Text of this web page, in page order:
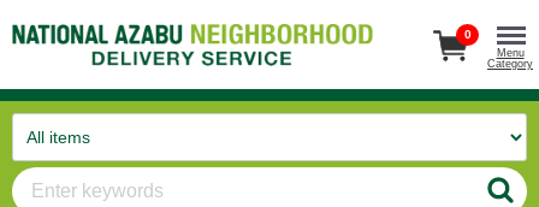
0
Menu
Category